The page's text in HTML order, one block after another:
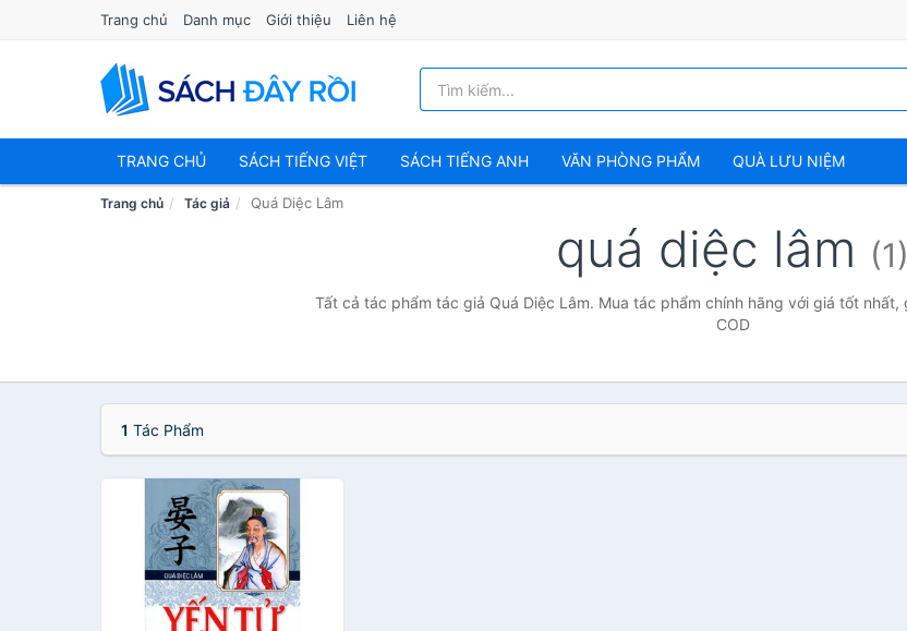
Trang chủ Danh mục Giới thiệu Liên hệ
TRANG CHỦ SÁCH TIẾNG VIỆT SÁCH TIẾNG ANH VĂN PHÒNG PHẨM QUÀ LƯU NIỆM
Trang chủ Tác giả Quá Diệc Lâm
quá diệc lâm (1)
Tất cả tác phẩm tác giả Quá Diệc Lâm. Mua tác phẩm chính hãng với giá tốt nhất,
COD
1 Tác Phẩm